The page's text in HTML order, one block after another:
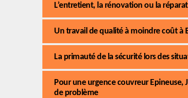
L’entretient, la rénovation ou la
Un travail de qualité à moindre coût à
La primauté de la sécurité lors des
Pour une urgence couvreur
de problème